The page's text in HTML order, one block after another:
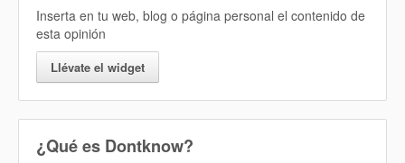
Inserta en tu web, blog o página personal el contenido de
esta opinión
Llévate el widget
¿Qué es Dontknow?